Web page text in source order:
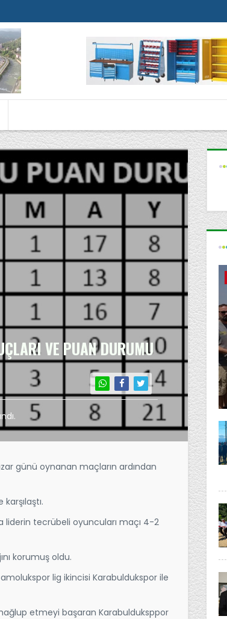
VE PUAN DURUMU
günü oynanan maçların ardından
liderin tecrübeli oyuncuları maçı 4-2
korumuş oldu.
lig ikincisi Karabuldukspor ile
etmeyi başaran Karabulduksppor